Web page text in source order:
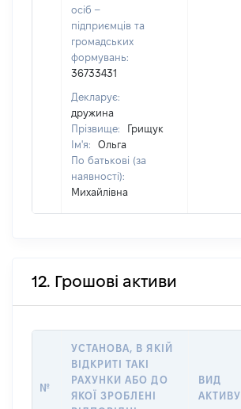
осіб –
підприємців та
громадських
формувань:
36733431
Декларує:
дружина
Прізвище:
Грищук
Ім'я:
Ольга
По батькові (за
наявності):
Михайлівна
12. Грошові активи
№
УСТАНОВА, В ЯКІЙ
ВІДКРИТІ ТАКІ
РАХУНКИ АБО ДО
ЯКОЇ ЗРОБЛЕНІ
ВИД
АКТИВУ